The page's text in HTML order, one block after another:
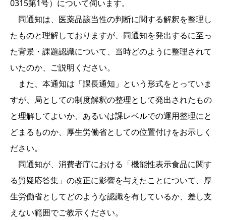
0315第1号）について伺います。
同通知は、医薬品該当性の判断に関する解釈を整理し
たものと理解しておりますが、同通知を発出するに至っ
た背景・課題認識について、当時どのように整理されて
いたのか、ご説明ください。
また、本通知は「課長通知」という形式をとっていま
すが、局としての制度解釈の整理として発出されたもの
と理解してよいか、あるいは課レベルでの運用整理にと
どまるものか、厚生労働省としての位置付けをお示しく
ださい。
同通知が、消費者庁における「機能性表示食品に関す
る質疑応答集」の改正に影響を与えたことについて、厚
生労働省としてどのような認識を有しているか、差し支
えない範囲でご教示ください。